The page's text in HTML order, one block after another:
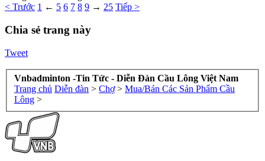
< Trước 1 ← 5 6 7 8 9 → 25 Tiếp >
Chia sẻ trang này
Tweet
Vnbadminton -Tin Tức - Diễn Đàn Cầu Lông Việt Nam
Trang chủ Diễn đàn > Chợ > Mua/Bán Các Sản Phẩm Cầu
Lông >